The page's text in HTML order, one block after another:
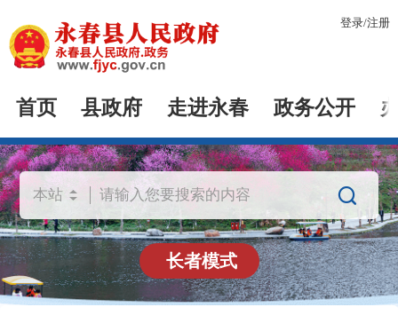
登录/注册
首页 县政府 走进永春 政务公开

长者模式